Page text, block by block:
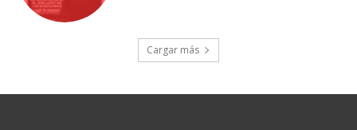
Cargar más